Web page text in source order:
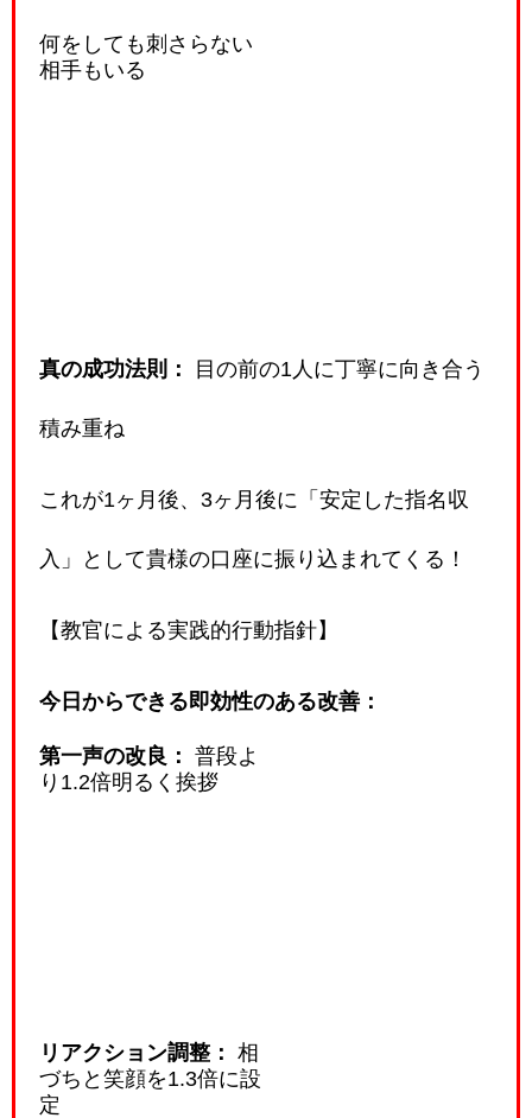
何をしても刺さらない
相手もいる
真の成功法則： 目の前の1人に丁寧に向き合う
積み重ね
これが1ヶ月後、3ヶ月後に「安定した指名収
入」として貴様の口座に振り込まれてくる！
【教官による実践的行動指針】
今日からできる即効性のある改善：
第一声の改良： 普段よ
り1.2倍明るく挨拶
リアクション調整： 相
づちと笑顔を1.3倍に設
定